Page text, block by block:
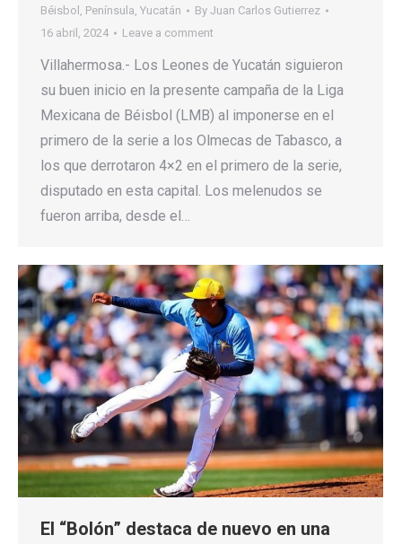
Béisbol , Península, Yucatán By Juan Carlos Gutierrez
16 abril, 2024
Leave a comment
Villahermosa.- Los Leones de Yucatán siguieron
su buen inicio en la presente campaña de la Liga
Mexicana de Béisbol (LMB) al imponerse en el
primero de la serie a los Olmecas de Tabasco, a
los que derrotaron 4×2 en el primero de la serie,
disputado en esta capital. Los melenudos se
fueron arriba, desde el…
El “Bolón” destaca de nuevo en una